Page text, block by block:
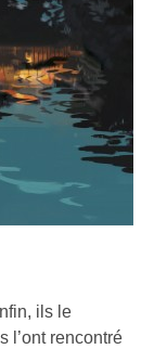
ils le
l’ont rencontré